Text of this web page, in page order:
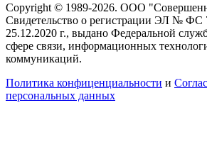
Copyright © 1989-2026. ООО
Свидетельство о регистрации ЭЛ № ФС
25.12.2020 г., выдано Федеральной
сфере связи, информационных
коммуникаций.
Политика конфиценциальности и
персональных данных